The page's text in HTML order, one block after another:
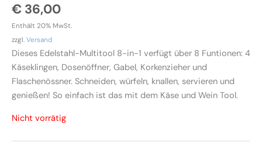
€ 36,00
Enthält 20% MwSt.
zzgl.Versand
Dieses Edelstahl-Multitool 8-in-1 verfügt über 8 Funtionen: 4
Käseklingen, Dosenöffner, Gabel, Korkenzieher und
Flaschenössner. Schneiden, würfeln, knallen, servieren und
genießen! So einfach ist das mit dem Käse und Wein Tool.
Nicht vorrätig